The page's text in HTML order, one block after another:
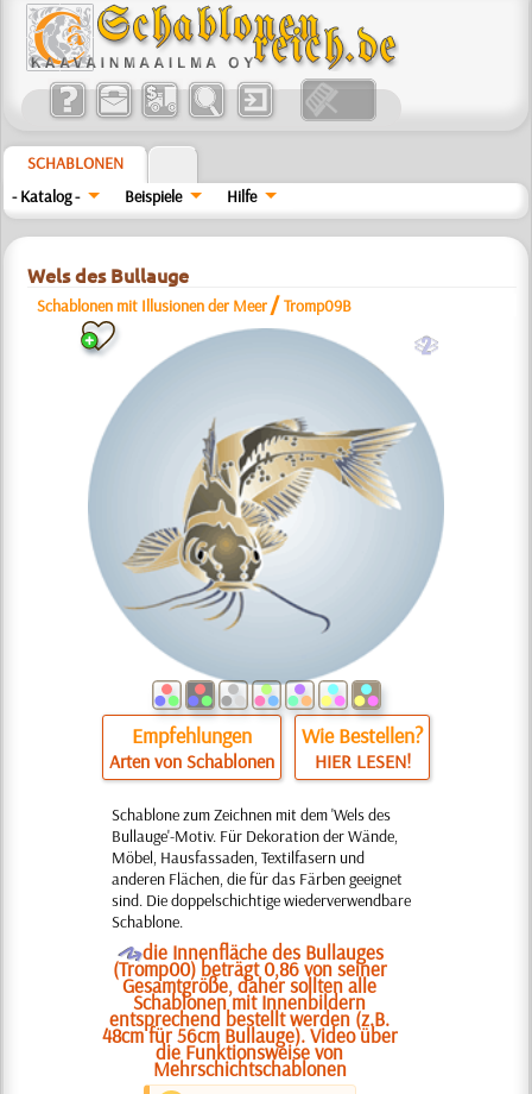
SCHABLONEN
- Katalog -
Beispiele Hilfe
Wels des Bullauge
Schablonen mit Illusionen der Meer /Tromp09B
b
Empfehlungen
Arten von Schablonen
Wie Bestellen?
HIER LESEN!
Schablone zum Zeichnen mit dem 'Wels des
Bullauge'-Motiv. Für Dekoration der Wände,
Möbel, Hausfassaden, Textilfasern und
anderen Flächen, die für das Färben geeignet
sind. Die doppelschichtige wiederverwendbare
Schablone.
Odie Innenfläche des Bullauges
(Tromp00) beträgt 0,86 von seiner
Gesamtgröße, daher sollten alle
Schablonen mit Innenbildern
entsprechend bestellt werden (z.B.
48cm für 56cm Bullauge). Video über
die Funktionsweise von
Mehrschichtschablonen